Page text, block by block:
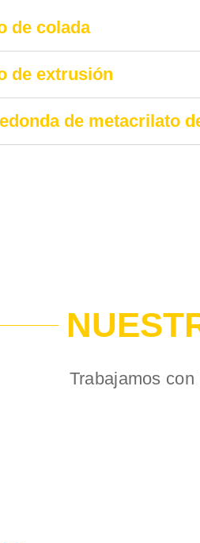
de colada
de extrusión
de metacrilato
Trabajamos